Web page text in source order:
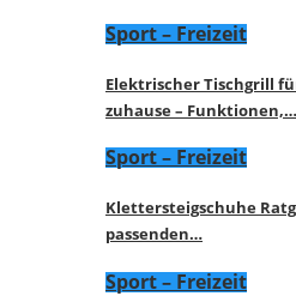
Sport – Freizeit
Elektrischer Tischgrill
zuhause – Funktionen,…
Sport – Freizeit
Klettersteigschuhe
passenden…
Sport – Freizeit